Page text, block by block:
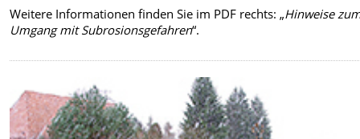
Weitere Informationen finden Sie im PDF rechts: „Hinweise
Umgang mit Subrosionsgefahren“.